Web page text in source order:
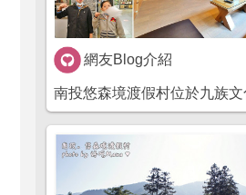
網友Blog介紹
南投悠森境渡假村位於九族文